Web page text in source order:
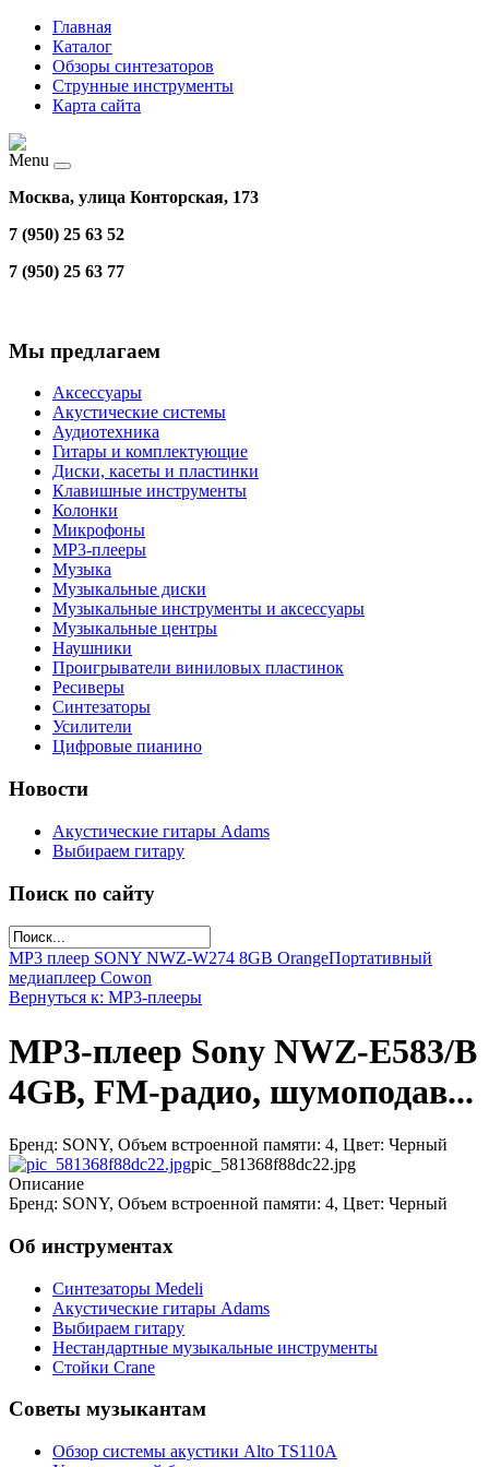
Главная
Каталог
Обзоры синтезаторов
Струнные инструменты
Карта сайта
Menu
Москва, улица Конторская, 173
7 (950) 25 63 52
7 (950) 25 63 77
Мы предлагаем
Аксессуары
Акустические системы
Аудиотехника
Гитары и комплектующие
Диски, касеты и пластинки
Клавишные инструменты
Колонки
Микрофоны
МР3-плееры
Музыка
Музыкальные диски
Музыкальные инструменты и аксессуары
Музыкальные центры
Наушники
Проигрыватели виниловых пластинок
Ресиверы
Синтезаторы
Усилители
Цифровые пианино
Новости
Акустические гитары Adams
Выбираем гитару
Поиск по сайту
MP3 плеер SONY NWZ-W274 8GB OrangeПортативный
медиаплеер Cowon
Вернуться к: МР3-плееры
MP3-плеер Sony NWZ-E583/B
4GB, FM-радио, шумоподав...
Бренд: SONY, Объем встроенной памяти: 4, Цвет: Черный
pic_581368f88dc22.jpg
Описание
Бренд: SONY, Объем встроенной памяти: 4, Цвет: Черный
Об инструментах
Синтезаторы Мedeli
Акустические гитары Adams
Выбираем гитару
Нестандартные музыкальные инструменты
Стойки Crane
Советы музыкантам
Обзор системы акустики Alto TS110A